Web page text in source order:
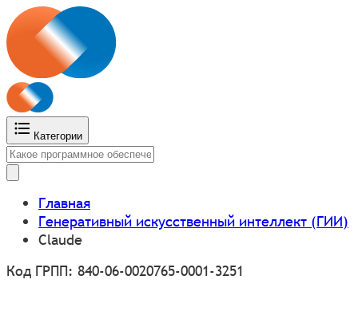
Категории
Главная
Генеративный искусственный интеллект (ГИИ)
Claude
Код ГРПП: 840-06-0020765-0001-3251